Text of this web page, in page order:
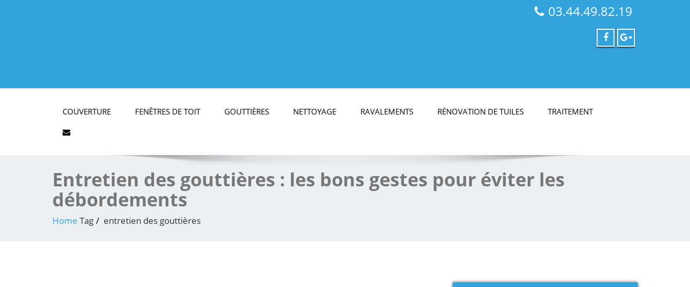
03.44.49.82.19
COUVERTURE FENÊTRES DE TOIT GOUTTIÈRES NETTOYAGE RAVALEMENTS RÉNOVATION DE TUILES TRAITEMENT
Entretien des gouttières : les bons gestes pour éviter les
débordements
Home Tag entretien des gouttières